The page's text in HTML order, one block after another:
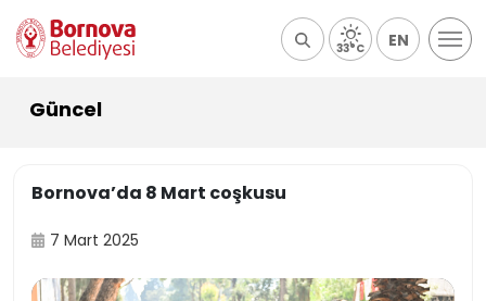
33°C EN
Güncel
Bornova’da 8 Mart coşkusu
7 Mart 2025